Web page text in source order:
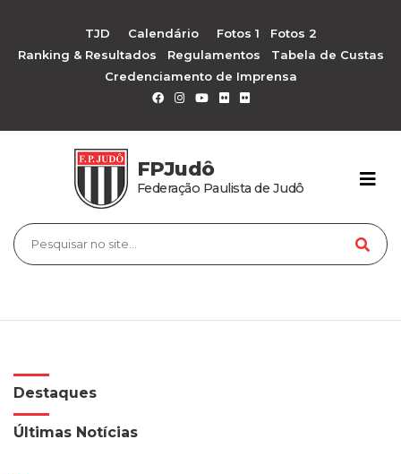
TJD Calendário Fotos 1
Fotos 2
Ranking & Resultados
Regulamentos
Tabela de Custas
Credenciamento de Imprensa
FPJudô
Federação Paulista de Judô
Destaques
Últimas Notícias